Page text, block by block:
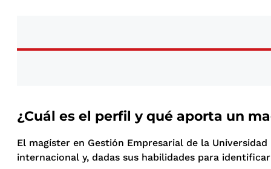
¿Cuál es el perfil y qué aporta un
El magíster en Gestión Empresarial de la
internacional y, dadas sus habilidades para